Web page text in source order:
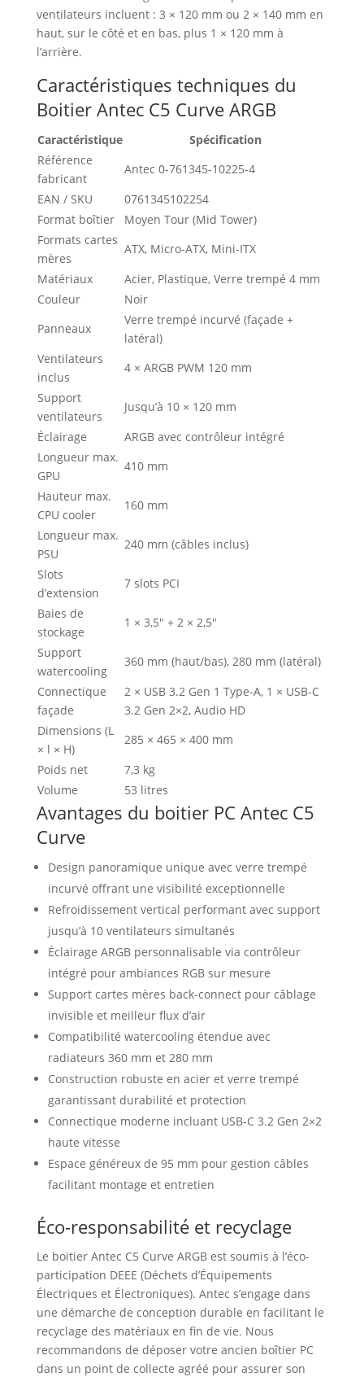
ventilateurs incluent : 3 × 120 mm ou 2 × 140 mm en
haut, sur le côté et en bas, plus 1 × 120 mm à
l’arrière.
Caractéristiques techniques du
Boitier Antec C5 Curve ARGB
Caractéristique
Spécification
Référence
fabricant
Antec 0-761345-10225-4
EAN / SKU
0761345102254
Format boîtier
Moyen Tour (Mid Tower)
Formats cartes
mères
ATX, Micro-ATX, Mini-ITX
Matériaux
Acier, Plastique, Verre trempé 4 mm
Couleur
Noir
Panneaux
Verre trempé incurvé (façade +
latéral)
Ventilateurs
inclus
4 × ARGB PWM 120 mm
Support
ventilateurs
Jusqu’à 10 × 120 mm
Éclairage
ARGB avec contrôleur intégré
Longueur max.
GPU
410 mm
Hauteur max.
CPU cooler
160 mm
Longueur max.
PSU
240 mm (câbles inclus)
Slots
d’extension
7 slots PCI
Baies de
stockage
1 × 3,5″ + 2 × 2,5″
Support
watercooling
360 mm (haut/bas), 280 mm (latéral)
Connectique
façade
2 × USB 3.2 Gen 1 Type-A, 1 × USB-C
3.2 Gen 2×2, Audio HD
Dimensions (L
× l × H)
285 × 465 × 400 mm
Poids net
7,3 kg
Volume
53 litres
Avantages du boitier PC Antec C5
Curve
Design panoramique unique avec verre trempé
incurvé offrant une visibilité exceptionnelle
Refroidissement vertical performant avec support
jusqu’à 10 ventilateurs simultanés
Éclairage ARGB personnalisable via contrôleur
intégré pour ambiances RGB sur mesure
Support cartes mères back-connect pour câblage
invisible et meilleur flux d’air
Compatibilité watercooling étendue avec
radiateurs 360 mm et 280 mm
Construction robuste en acier et verre trempé
garantissant durabilité et protection
Connectique moderne incluant USB-C 3.2 Gen 2×2
haute vitesse
Espace généreux de 95 mm pour gestion câbles
facilitant montage et entretien
Éco-responsabilité et recyclage
Le boitier Antec C5 Curve ARGB est soumis à l’éco-
participation DEEE (Déchets d’Équipements
Électriques et Électroniques). Antec s’engage dans
une démarche de conception durable en facilitant le
recyclage des matériaux en fin de vie. Nous
recommandons de déposer votre ancien boîtier PC
dans un point de collecte agréé pour assurer son